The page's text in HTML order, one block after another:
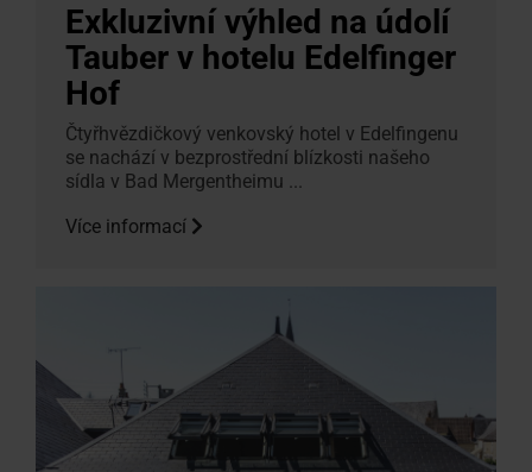
Exkluzivní výhled na údolí
Tauber v hotelu Edelfinger
Hof
Čtyřhvězdičkový venkovský hotel v Edelfingenu
se nachází v bezprostřední blízkosti našeho
sídla v Bad Mergentheimu ...
Více informací